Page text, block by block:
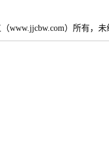
www.jjcbw.com）所有，未